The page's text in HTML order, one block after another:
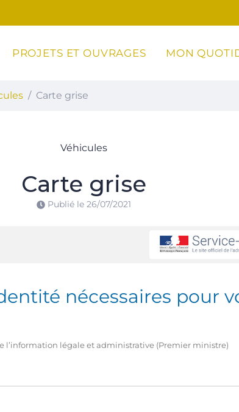
PROJETS ET OUVRAGES MON
Carte grise
Véhicules
Carte grise
Publié le 26/07/2021
nécessaires pour
l’information légale et administrative (Premier ministre)